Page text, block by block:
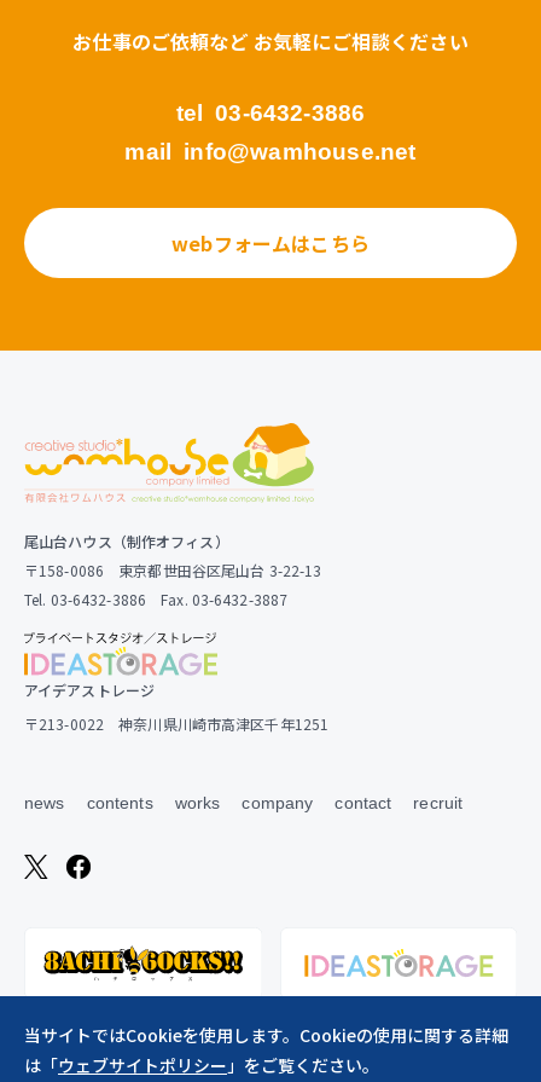
お仕事のご依頼など お気軽にご相談ください
tel 03-6432-3886
mail info@wamhouse.net
webフォームはこちら
尾山台ハウス（制作オフィス）
〒158-0086 東京都世田谷区尾山台 3-22-13
Tel. 03-6432-3886 Fax. 03-6432-3887
アイデアストレージ
〒213-0022 神奈川県川崎市高津区千年1251
news contents works company contact recruit
当サイトではCookieを使用します。Cookieの使用に関する詳細
は「ウェブサイトポリシー」をご覧ください。